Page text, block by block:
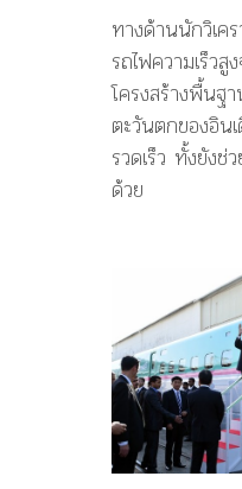
ทางด้านนักวิเค
รถไฟความเร็ว
โครงสร้างพื้นฐ
ตะวันตกของอิน
รวดเร็ว ทั้งยังช่
ด้วย